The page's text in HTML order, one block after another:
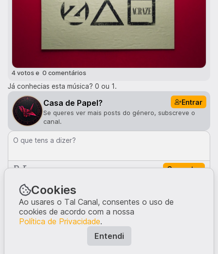
4votose 0 comentários
Já conhecias esta música? 0 ou 1.
Casa de Papel? Entrar
Se queres ver mais posts do género, subscreve o
canal.
O que tens a dizer?
Comentar
Comentários · 0
Ninguém comentou neste post.
Escreve a tua opinião, dando início à conversa.
Cookies
Ao usares o Tal Canal, consentes o uso de
cookies de acordo com a nossa
Política de Privacidade.
Entendi